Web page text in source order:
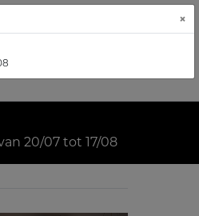
×
20/07 tot 17/08